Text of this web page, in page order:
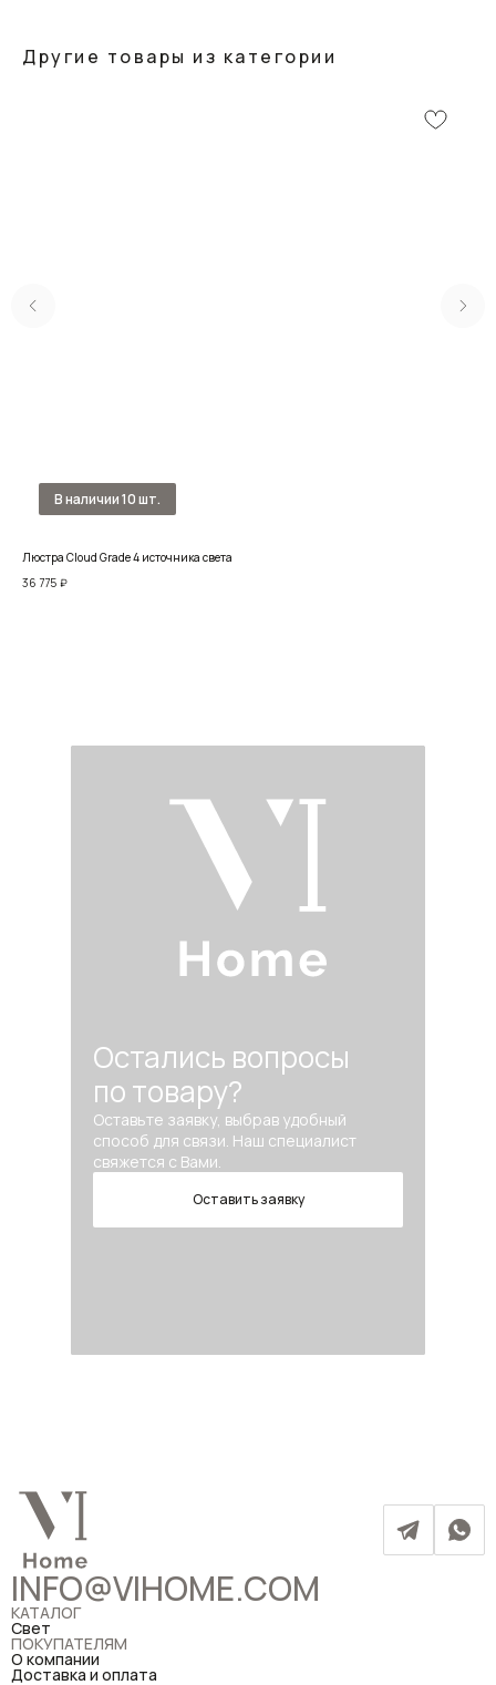
Другие товары из категории
Люстра Cloud Grade 4 источника света
36 775 ₽
Остались вопросы
по товару?
Оставьте заявку, выбрав удобный
способ для связи. Наш специалист
свяжется с Вами.
Оставить заявку
INFO@VIHOME.COM
КАТАЛОГ
Свет
ПОКУПАТЕЛЯМ
О компании
Доставка и оплата